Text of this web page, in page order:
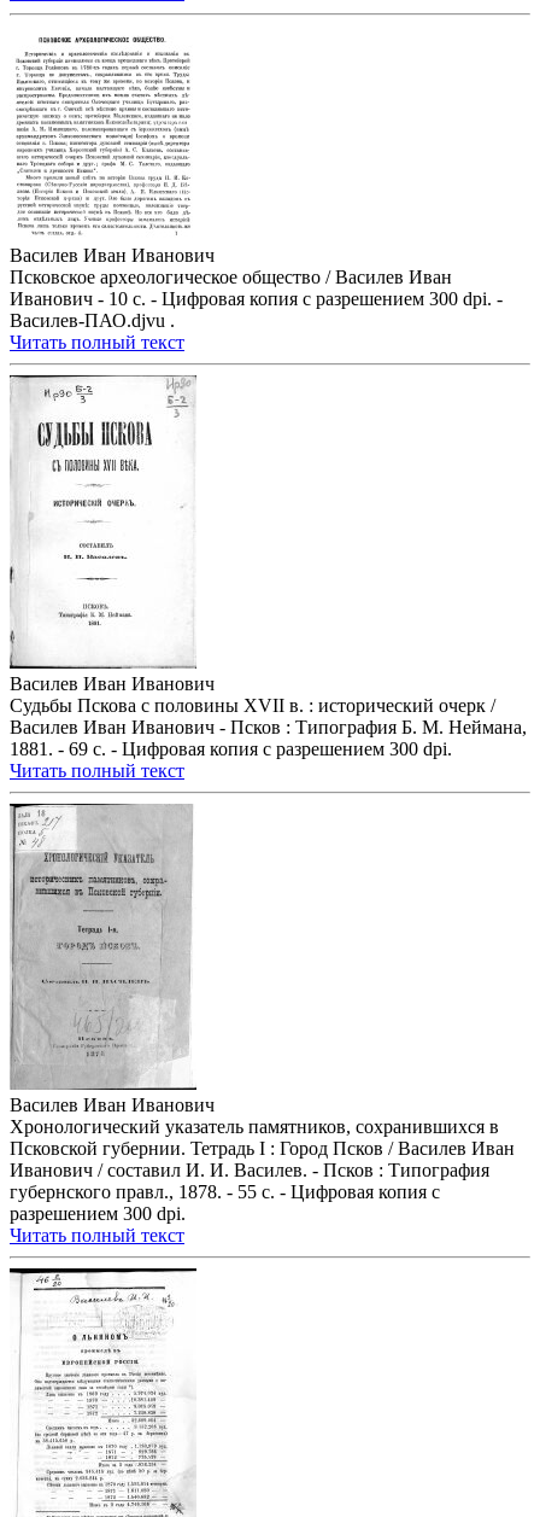
Василев Иван Иванович
Псковское археологическое общество / Василев Иван
Иванович - 10 с. - Цифровая копия с разрешением 300 dpi. -
Василев-ПАО.djvu .
Читать полный текст
Василев Иван Иванович
Судьбы Пскова с половины XVII в. : исторический очерк /
Василев Иван Иванович - Псков : Типография Б. М. Неймана,
1881. - 69 с. - Цифровая копия с разрешением 300 dpi.
Читать полный текст
Василев Иван Иванович
Хронологический указатель памятников, сохранившихся в
Псковской губернии. Тетрадь I : Город Псков / Василев Иван
Иванович / составил И. И. Василев. - Псков : Типография
губернского правл., 1878. - 55 с. - Цифровая копия с
разрешением 300 dpi.
Читать полный текст